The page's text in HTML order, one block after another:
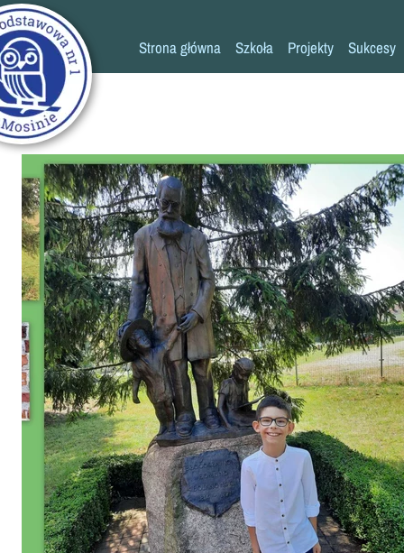
Strona główna Szkoła
Historia szkoły
Pedagog
Pielęgniarka
Rada rodziców
Biblioteka
Stołówka
Świetlica
Kronika
Projekty
Erasmus+ Przez
Erasmus+ Mózgi w
Sukcesy